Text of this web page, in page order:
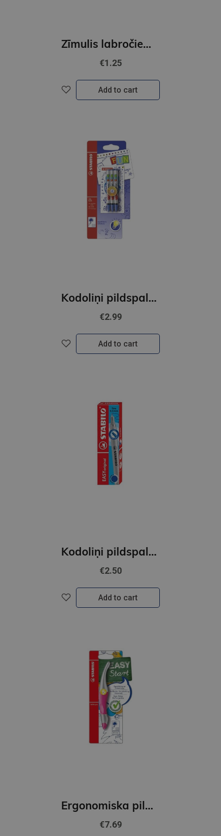
Zīmulis labročiem STABILO EASYgraph S | HB
€1.25
Add to cart
Kodoliņi pildspalvai STABILO FUN |0.5 mm|Zilas|iepakojumā 3 gab.
€2.99
Add to cart
Kodoliņi pildspalvai STABILO EASYoriginal |0.3mm|Zilas|iepakojumā 3 gab.
€2.50
Add to cart
Ergonomiska pildspalva STABILO EASYoriginal L |0.5 mm|Zila| Metāliska, Rozā
€7.69